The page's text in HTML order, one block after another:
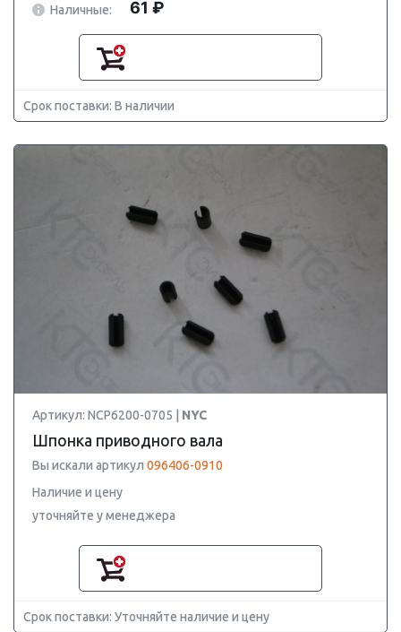
Наличные: 61 ₽
Срок поставки: В наличии
Артикул: NCP6200-0705 | NYC
Шпонка приводного вала
Вы искали артикул 096406-0910
Наличие и цену
уточняйте у менеджера
Срок поставки: Уточняйте наличие и цену